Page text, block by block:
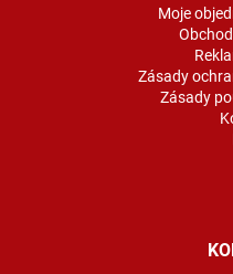
Moje
Zásady
Zásady